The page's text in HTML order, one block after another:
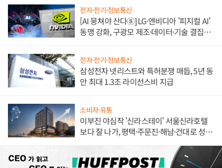
전자·전기·정보통신
[AI 뭉쳐야 산다⑧] LG·엔비디아 '피지컬 AI'
동맹 강화, 구광모 제조·데이터·기술 결집
전자·전기·정보통신
삼성전자 넷리스트와 특허분쟁 매듭, 5년 동
안 최대 1.3조 라이선스비 지급
소비자·유통
이부진 야심작 '신라스테이' 서울신라호텔
보다 잘 나가, 평택·주문진·해남·건대로 성